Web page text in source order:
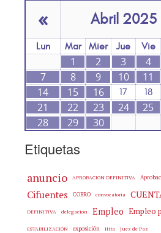
« Abril 2025
Lun Mar Mier Jue Vie
1 2 3 4
7 8 9 10 11
14 15 16 17 18
21 22 23 24 25
28 29 30
Etiquetas
anuncio APROBACION DEFINITIVA
Cifuentes COBRO convocatoria
DEFINITIVA delegacion Empleo Empleo
ESTABILIZACIÓN exposición Hita Juez de Paz